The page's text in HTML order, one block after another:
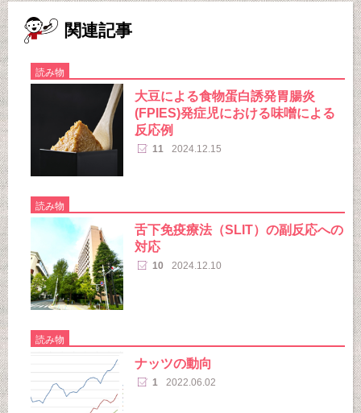
関連記事
読み物
大豆による食物蛋白誘発胃腸炎
(FPIES)発症児における味噌による
反応例
11 2024.12.15
読み物
舌下免疫療法（SLIT）の副反応への
対応
10 2024.12.10
読み物
ナッツの動向
1 2022.06.02